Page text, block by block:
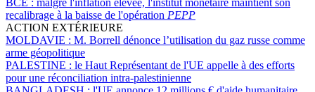
recalibrage à la baisse de l'opération PEPP
ACTION EXTÉRIEURE
MOLDAVIE : M. Borrell dénonce l’utilisation du gaz russe comme
arme géopolitique
PALESTINE : le Haut Représentant de l'UE appelle à des efforts
pour une réconciliation intra-palestinienne